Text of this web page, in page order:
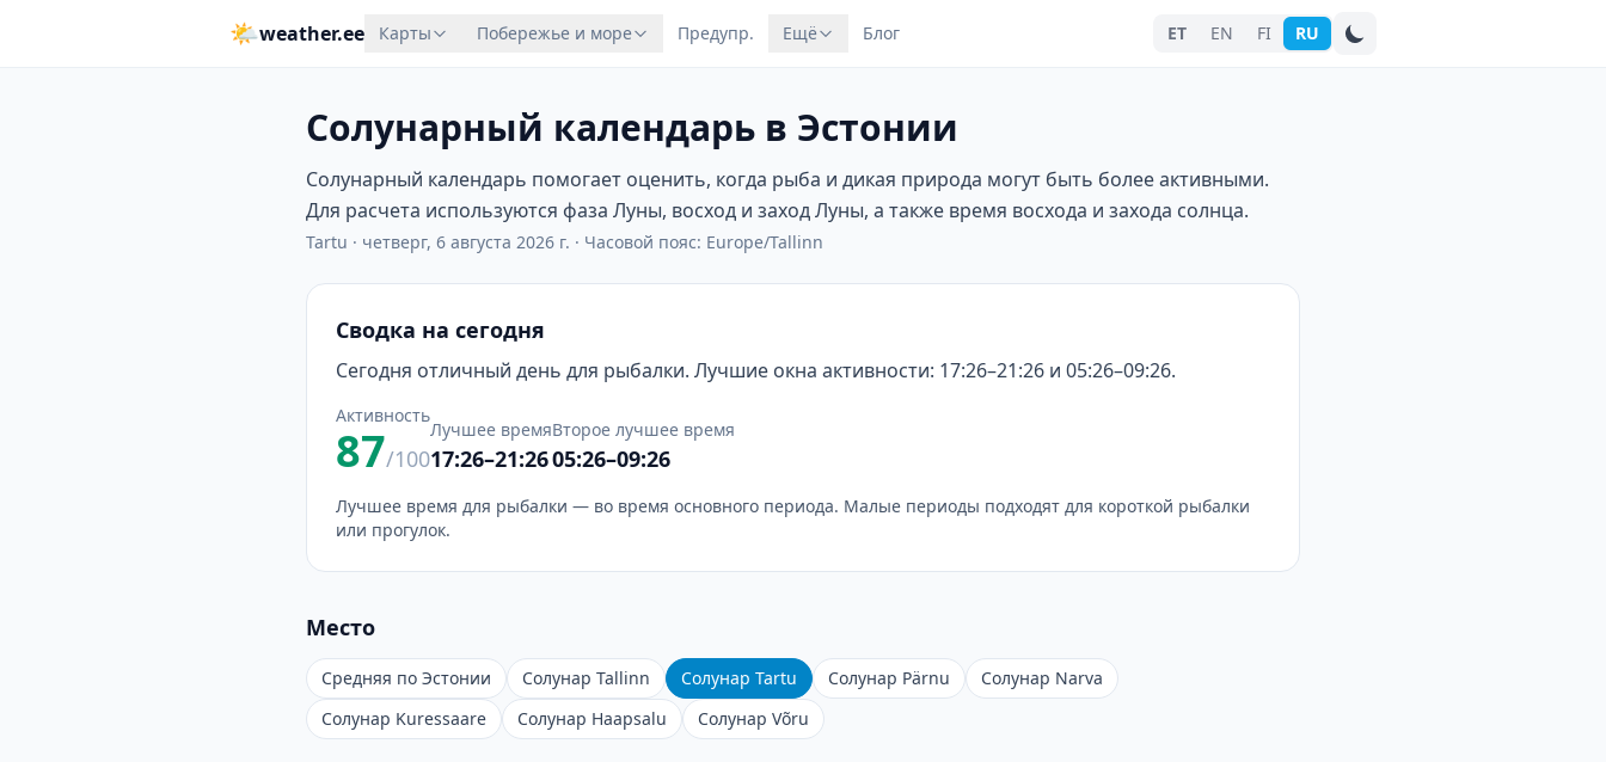
🌤weather.ee Карты Побережье и море Предупр. Ещё Блог Поиск города
ET EN FI RU
Солунарный календарь в Эстонии
Солунарный календарь помогает оценить, когда рыба и дикая природа могут быть более активными.
Для расчета используются фаза Луны, восход и заход Луны, а также время восхода и захода солнца.
Tartu · четверг, 6 августа 2026 г. · Часовой пояс: Europe/Tallinn
Сводка на сегодня
Сегодня отличный день для рыбалки. Лучшие окна активности: 17:26–21:26 и 05:26–09:26.
Активность
87/100
Лучшее время
17:26–21:26
Второе лучшее время
05:26–09:26
Лучшее время для рыбалки — во время основного периода. Малые периоды подходят для короткой рыбалки
или прогулок.
Место
Средняя по Эстонии Солунар Tallinn Солунар Tartu Солунар Pärnu
Солунар Narva
Солунар Kuressaare
Солунар Haapsalu Солунар Võru